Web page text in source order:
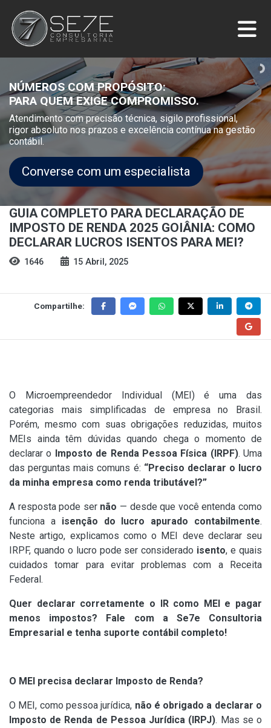
NÚMEROS COM PROPÓSITO:
PARA QUEM EXIGE COMPROMISSO.
Atendimento com precisão técnica, sigilo profissional,
rigor absoluto nos prazos e excelência contínua na gestão
contábil.
Converse com um especialista
GUIA COMPLETO PARA DECLARAÇÃO DE
IMPOSTO DE RENDA 2025 GOIÂNIA: COMO
DECLARAR LUCROS ISENTOS PARA MEI?
1646 15 Abril, 2025
Compartilhe:
O Microempreendedor Individual (MEI) é uma das
categorias mais simplificadas de empresa no Brasil.
Porém, mesmo com suas obrigações reduzidas, muitos
MEIs ainda têm dúvidas quando chega o momento de
declarar o Imposto de Renda Pessoa Física (IRPF). Uma
das perguntas mais comuns é: “Preciso declarar o lucro
da minha empresa como renda tributável?”
A resposta pode ser não — desde que você entenda como
funciona a isenção do lucro apurado contabilmente.
Neste artigo, explicamos como o MEI deve declarar seu
IRPF, quando o lucro pode ser considerado isento, e quais
cuidados tomar para evitar problemas com a Receita
Federal.
Quer declarar corretamente o IR como MEI e pagar
menos impostos? Fale com a Se7e Consultoria
Empresarial e tenha suporte contábil completo!
O MEI precisa declarar Imposto de Renda?
O MEI, como pessoa jurídica, não é obrigado a declarar o
Imposto de Renda de Pessoa Jurídica (IRPJ). Mas se o